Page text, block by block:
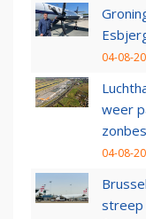
04-08-
weer
04-08-
streep